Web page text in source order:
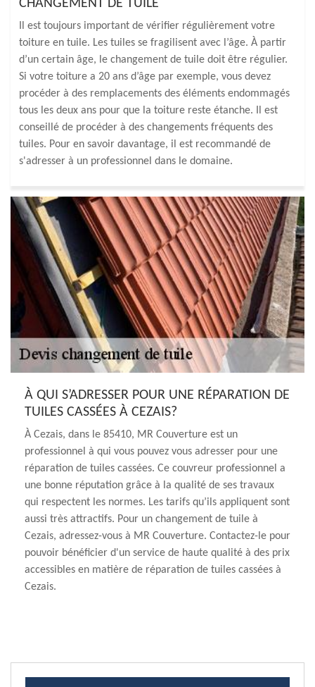
CHANGEMENT DE TUILE
Il est toujours important de vérifier régulièrement votre
toiture en tuile. Les tuiles se fragilisent avec l’âge. À partir
d’un certain âge, le changement de tuile doit être régulier.
Si votre toiture a 20 ans d’âge par exemple, vous devez
procéder à des remplacements des éléments endommagés
tous les deux ans pour que la toiture reste étanche. Il est
conseillé de procéder à des changements fréquents des
tuiles. Pour en savoir davantage, il est recommandé de
s'adresser à un professionnel dans le domaine.
À QUI S’ADRESSER POUR UNE RÉPARATION DE
TUILES CASSÉES À CEZAIS?
À Cezais, dans le 85410, MR Couverture est un
professionnel à qui vous pouvez vous adresser pour une
réparation de tuiles cassées. Ce couvreur professionnel a
une bonne réputation grâce à la qualité de ses travaux
qui respectent les normes. Les tarifs qu’ils appliquent sont
aussi très attractifs. Pour un changement de tuile à
Cezais, adressez-vous à MR Couverture. Contactez-le pour
pouvoir bénéficier d'un service de haute qualité à des prix
accessibles en matière de réparation de tuiles cassées à
Cezais.